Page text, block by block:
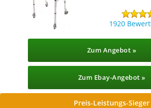
1920
Zum Angebot »
Zum Ebay-Angebot »
Preis-Leistungs-Sieger